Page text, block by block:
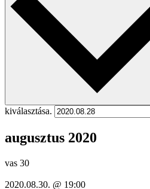
kiválasztása.
augusztus 2020
vas 30
2020.08.30. @ 19:00